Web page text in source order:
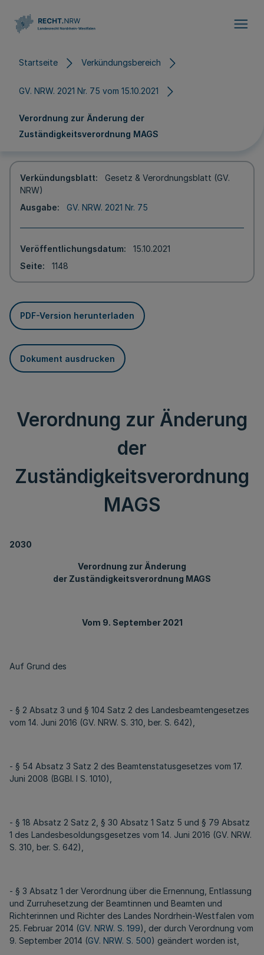
Startseite Verkündungsbereich
GV. NRW. 2021 Nr. 75 vom 15.10.2021
Verordnung zur Änderung der
Zuständigkeitsverordnung MAGS
Verkündungsblatt
Gesetz & Verordnungsblatt (GV.
NRW)
Ausgabe
GV. NRW. 2021 Nr. 75
Veröffentlichungsdatum
15.10.2021
Seite
1148
PDF-Version herunterladen
Dokument ausdrucken
Verordnung zur Änderung
der
Zuständigkeitsverordnung
MAGS
2030
Verordnung zur Änderung
der Zuständigkeitsverordnung MAGS
Vom 9. September 2021
Auf Grund des
- § 2 Absatz 3 und § 104 Satz 2 des Landesbeamtengesetzes
vom 14. Juni 2016 (GV. NRW. S. 310, ber. S. 642),
- § 54 Absatz 3 Satz 2 des Beamtenstatusgesetzes vom 17.
Juni 2008 (BGBl. I S. 1010),
- § 18 Absatz 2 Satz 2, § 30 Absatz 1 Satz 5 und § 79 Absatz
1 des Landesbesoldungsgesetzes vom 14. Juni 2016 (GV. NRW.
S. 310, ber. S. 642),
- § 3 Absatz 1 der Verordnung über die Ernennung, Entlassung
und Zurruhesetzung der Beamtinnen und Beamten und
Richterinnen und Richter des Landes Nordrhein-Westfalen vom
25. Februar 2014 (GV. NRW. S. 199), der durch Verordnung vom
9. September 2014 (GV. NRW. S. 500) geändert worden ist,